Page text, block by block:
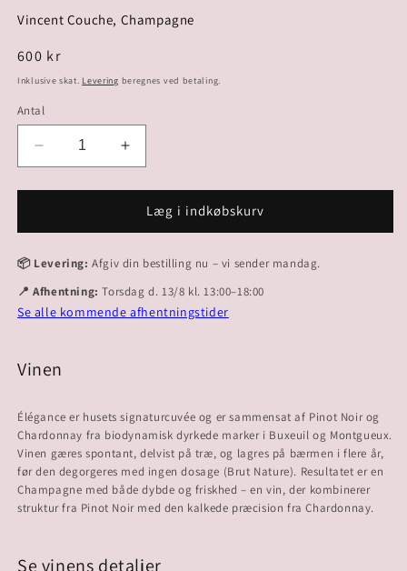
Vincent Couche, Champagne
Normalpris
600 kr
Inklusive skat. Levering beregnes ved betaling.
Antal
Reducer
antallet
for
Élégance
Nature
Øg
antallet
for
Élégance
Nature
Læg i indkøbskurv
📦 Levering:Afgiv din bestilling nu – vi sender mandag.
📍 Afhentning: Torsdag d. 13/8 kl. 13:00–18:00
Se alle kommende afhentningstider
Vinen
Élégance er husets signaturcuvée og er sammensat af Pinot Noir og
Chardonnay fra biodynamisk dyrkede marker i Buxeuil og Montgueux.
Vinen gæres spontant, delvist på træ, og lagres på bærmen i flere år,
før den degorgeres med ingen dosage (Brut Nature). Resultatet er en
Champagne med både dybde og friskhed – en vin, der kombinerer
Se vinens detaljer